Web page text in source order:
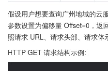
假设用户想要查询广州地域的云
参数设置为偏移量 Offset=0，返
照请求 URL、请求头部、请求体
HTTP GET 请求结构示例: